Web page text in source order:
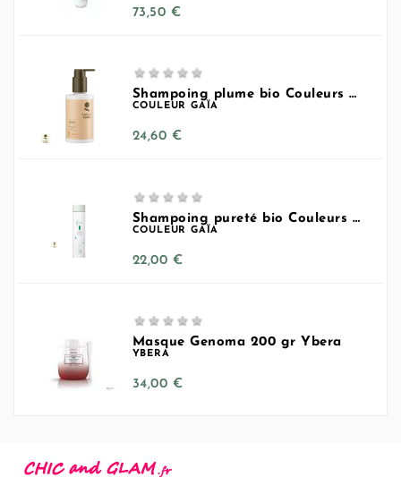
73,50 €Prix
    
Shampoing plume bio Couleurs Gaia
COULEUR GAÏA
24,60 €Prix
    
Shampoing pureté bio Couleurs Gaîa
COULEUR GAÏA
22,00 €
    
Masque Genoma 200 gr Ybera
YBERA
34,00 €Prix